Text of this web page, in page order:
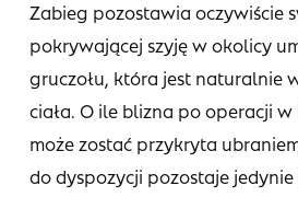
Zabieg pozostawia oczywiście
pokrywającej szyję w okolicy
gruczołu, która jest naturalnie
ciała. O ile blizna po operacji w
może zostać przykryta
do dyspozycji pozostaje